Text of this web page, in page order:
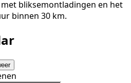
bliksemontladingen en het
binnen 30 km.